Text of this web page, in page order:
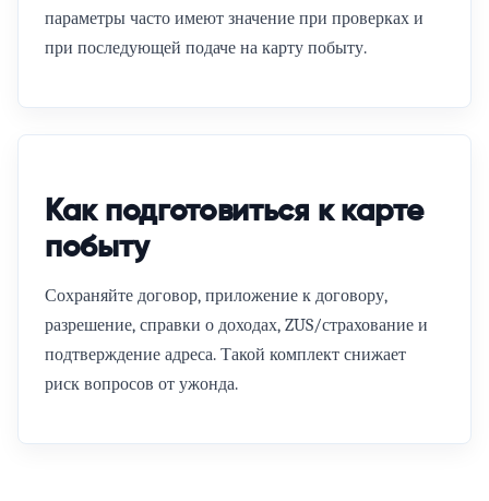
параметры часто имеют значение при проверках и
при последующей подаче на карту побыту.
Как подготовиться к карте
побыту
Сохраняйте договор, приложение к договору,
разрешение, справки о доходах, ZUS/страхование и
подтверждение адреса. Такой комплект снижает
риск вопросов от ужонда.